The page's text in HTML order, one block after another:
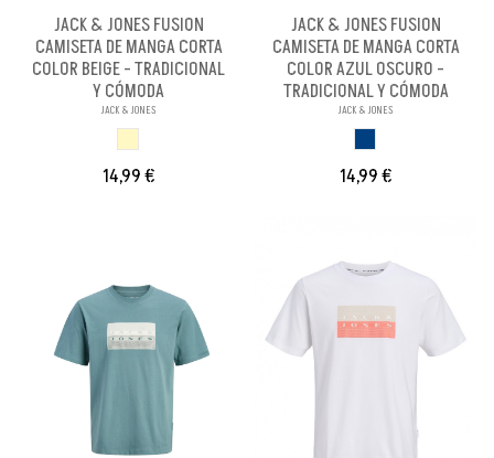
JACK & JONES FUSION
CAMISETA DE MANGA CORTA
COLOR BEIGE - TRADICIONAL
Y CÓMODA
JACK & JONES
14,99 €
JACK & JONES FUSION
CAMISETA DE MANGA CORTA
COLOR AZUL OSCURO -
TRADICIONAL Y CÓMODA
JACK & JONES
14,99 €